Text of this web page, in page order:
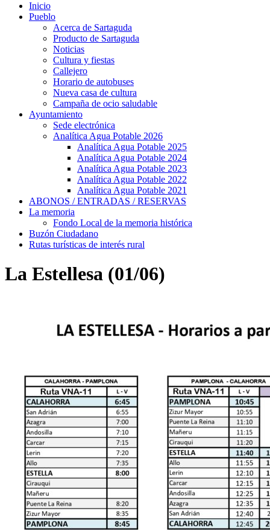
Inicio
Pueblo
Acerca de Sartaguda
Producto de Sartaguda
Noticias
Cultura y fiestas
Callejero
Horario de autobuses
Nueva casa de cultura
Campaña de ocio saludable
Ayuntamiento
Sede electrónica
Analítica Agua Potable 2026
Analítica Agua Potable 2025
Analítica Agua Potable 2024
Analítica Agua Potable 2023
Analítica Agua Potable 2022
Analítica Agua Potable 2021
ABONOS / ENTRADAS / RESERVAS
La memoria
Fondo Local de la memoria histórica
Buzón Ciudadano
Rutas turísticas de interés rural
La Estellesa (01/06)